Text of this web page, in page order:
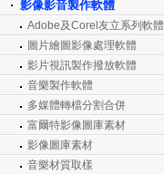
影像影音製作軟體
Adobe及Corel友立系列軟體
圖片繪圖影像處理軟體
影片視訊製作撥放軟體
音樂製作軟體
多媒體轉檔分割合併
富爾特影像圖庫素材
影像圖庫素材
音樂材質取樣